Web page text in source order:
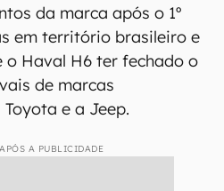
da marca após o 1º
em território brasileiro e
Haval H6 ter fechado o
de marcas
e a Jeep.
A PUBLICIDADE